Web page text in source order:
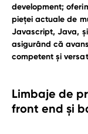
development;
pieței actuale de
Javascript, Java,
asigurând că
competent și
Limbaje de
front end și